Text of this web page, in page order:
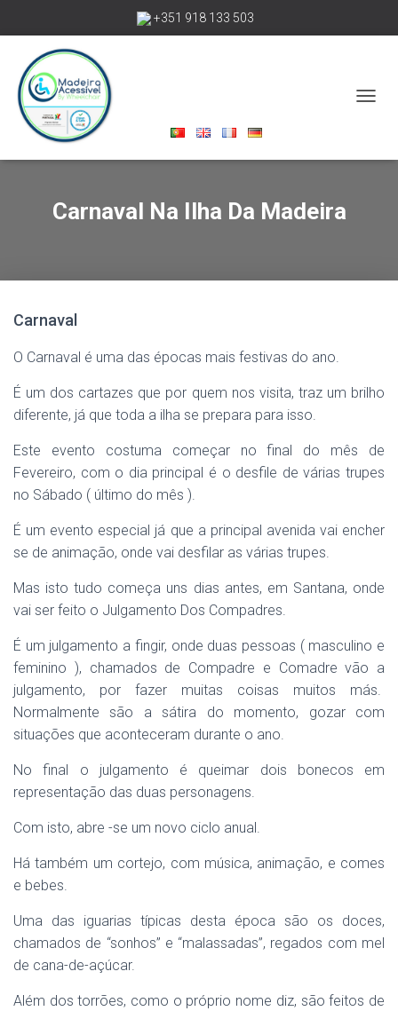
+351 918 133 503
madeiraacessivelbywheelchair@gmail.com
E
O
Carnaval Na Ilha Da Madeira
Carnaval
O Carnaval é uma das épocas mais festivas do ano.
É um dos cartazes que por quem nos visita, traz um brilho
diferente, já que toda a ilha se prepara para isso.
Este evento costuma começar no final do mês de
Fevereiro, com o dia principal é o desfile de várias trupes
no Sábado ( último do mês ).
É um evento especial já que a principal avenida vai encher
se de animação, onde vai desfilar as várias trupes.
Mas isto tudo começa uns dias antes, em Santana, onde
vai ser feito o Julgamento Dos Compadres.
É um julgamento a fingir, onde duas pessoas ( masculino e
feminino ), chamados de Compadre e Comadre vão a
julgamento, por fazer muitas coisas muitos más.
Normalmente são a sátira do momento, gozar com
situações que aconteceram durante o ano.
No final o julgamento é queimar dois bonecos em
representação das duas personagens.
Com isto, abre -se um novo ciclo anual.
Há também um cortejo, com música, animação, e comes
e bebes.
Uma das iguarias típicas desta época são os doces,
chamados de “sonhos” e “malassadas”, regados com mel
de cana-de-açúcar.
Além dos torrões, como o próprio nome diz, são feitos de